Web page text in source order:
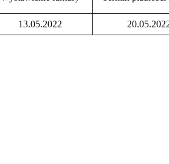
13.05.2022